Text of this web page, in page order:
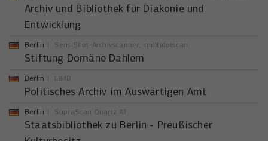
Archiv und Bibliothek für Diakonie und
Entwicklung
Berlin SensiShot-Archivscanner multidotscan
Stiftung Domäne Dahlem
Berlin LIMB
Politisches Archiv im Auswärtigen Amt
Berlin SupraScan Quartz A1
Staatsbibliothek zu Berlin - Preußischer